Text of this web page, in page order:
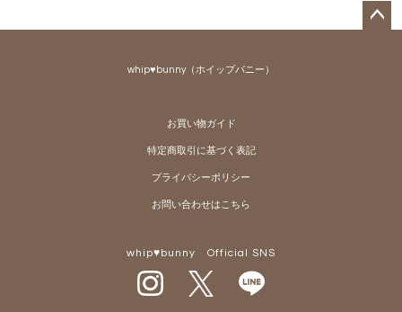
whip♥bunny（ホイップバニー）
お買い物ガイド
特定商取引に基づく表記
プライバシーポリシー
お問い合わせはこちら
whip♥bunny Official SNS